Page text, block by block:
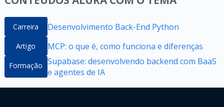
Carreira Desenvolvimento Back-End Python
Artigo MCP: o que é, como funciona e diferenças
Formação Supabase: desenvolvendo backend com BaaS
e agentes de IA